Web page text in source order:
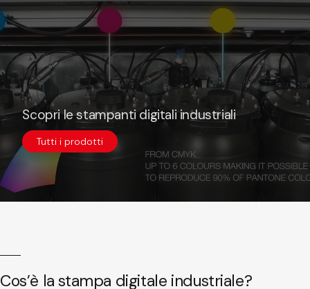
Scopri le stampanti digitali industriali
Tutti i prodotti
Cos’è la stampa digitale industriale?